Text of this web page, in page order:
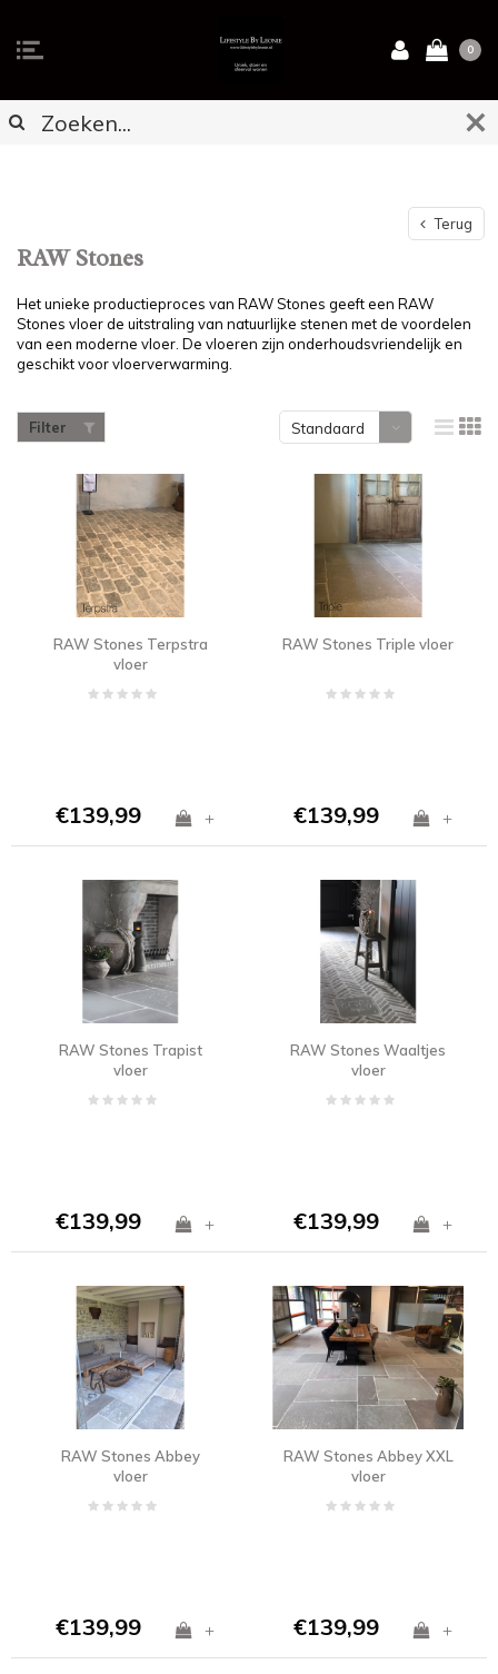
0
Terug
RAW Stones
Het unieke productieproces van RAW Stones geeft een RAW
Stones vloer de uitstraling van natuurlijke stenen met de voordelen
van een moderne vloer. De vloeren zijn onderhoudsvriendelijk en
geschikt voor vloerverwarming.
Filter Standaard
RAW Stones Terpstra
vloer
€139,99 +
RAW Stones Triple vloer
€139,99 +
RAW Stones Trapist
vloer
€139,99 +
RAW Stones Waaltjes
vloer
€139,99 +
RAW Stones Abbey
vloer
€139,99 +
RAW Stones Abbey XXL
vloer
€139,99 +